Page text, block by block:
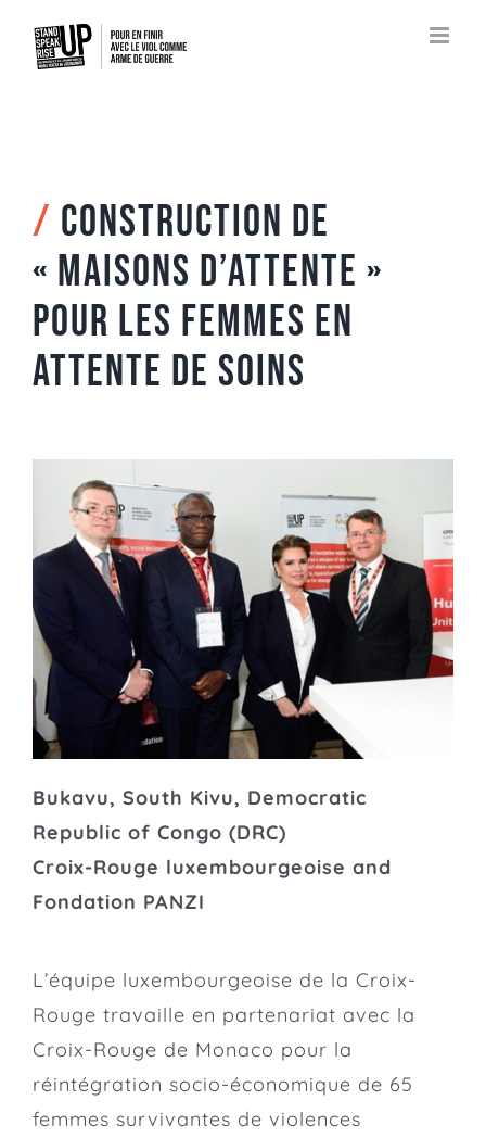
/ Construction de
« Maisons d’attente »
pour les femmes en
attente de soins
Bukavu, South Kivu, Democratic
Republic of Congo (DRC)
Croix-Rouge luxembourgeoise and
Fondation PANZI
L’équipe luxembourgeoise de la Croix-
Rouge travaille en partenariat avec la
Croix-Rouge de Monaco pour la
réintégration socio-économique de 65
femmes survivantes de violences